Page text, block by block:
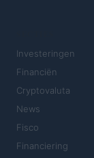
Investeringen
Financiën
Cryptovaluta
News
Fisco
Financiering